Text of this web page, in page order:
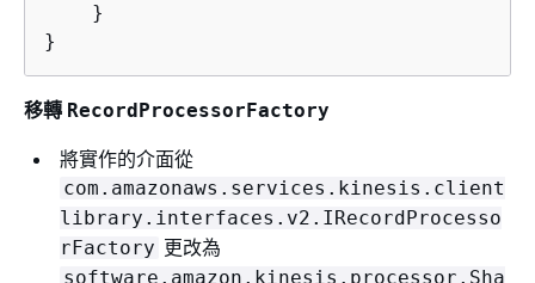
    }
}
移轉 RecordProcessorFactory
將實作的介面從
com.amazonaws.services.kinesis.client
library.interfaces.v2.IRecordProcesso
rFactory 更改為
software.amazon.kinesis.processor.Sha